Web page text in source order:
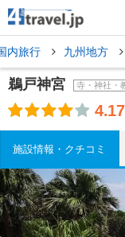
内旅行 九州地方
鵜戸神宮 寺・神社・
4.17
施設情報・クチコミ